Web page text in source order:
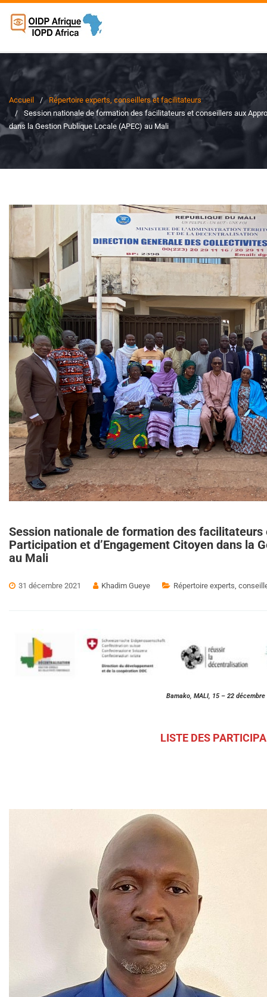
Accueil
Répertoire experts, conseillers et facilitateurs
Session nationale de formation des facilitateurs et conseillers aux
dans la Gestion Publique Locale (APEC) au Mali
Session nationale de formation des
Participation et d’Engagement Citoyen dans la
au Mali
31 décembre 2021 Khadim Gueye Répertoire experts,
Bamako, MALI, 15 – 22 décembre
LISTE DES